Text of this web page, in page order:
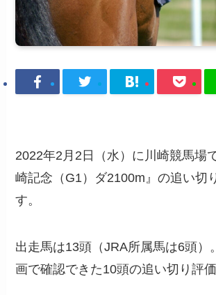
2022年2月2日（水）に川崎競馬場
崎記念（G1）ダ2100m』の追い切
す。
出走馬は13頭（JRA所属馬は6頭）
画で確認できた10頭の追い切り評価